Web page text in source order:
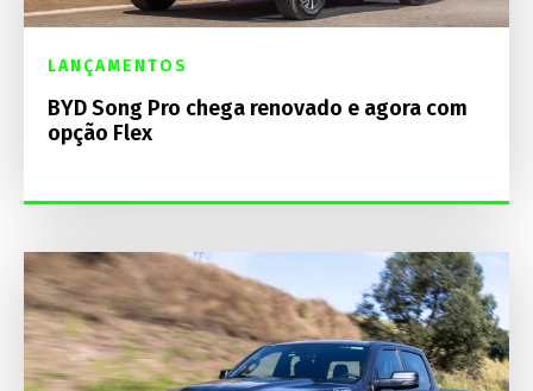
LANÇAMENTOS
BYD Song Pro chega renovado e agora com
opção Flex